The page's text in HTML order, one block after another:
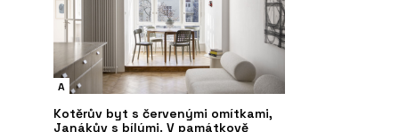
A
Kotěrův byt s červenými omítkami,
Janákův s bílými. V památkově